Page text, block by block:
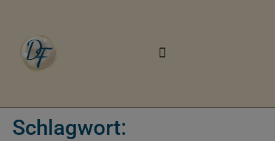
Schlagwort: